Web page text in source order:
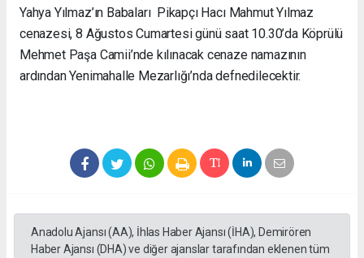
Yahya Yılmaz’ın Babaları Pikapçı Hacı Mahmut Yılmaz
cenazesi, 8 Ağustos Cumartesi günü saat 10.30’da Köprülü
Mehmet Paşa Camii’nde kılınacak cenaze namazının
ardından Yenimahalle Mezarlığı’nda defnedilecektir.
Anadolu Ajansı (AA), İhlas Haber Ajansı (İHA), Demirören
Haber Ajansı (DHA) ve diğer ajanslar tarafından eklenen tüm